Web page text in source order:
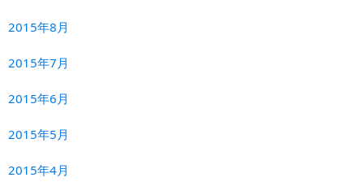
2015年8月
2015年7月
2015年6月
2015年5月
2015年4月